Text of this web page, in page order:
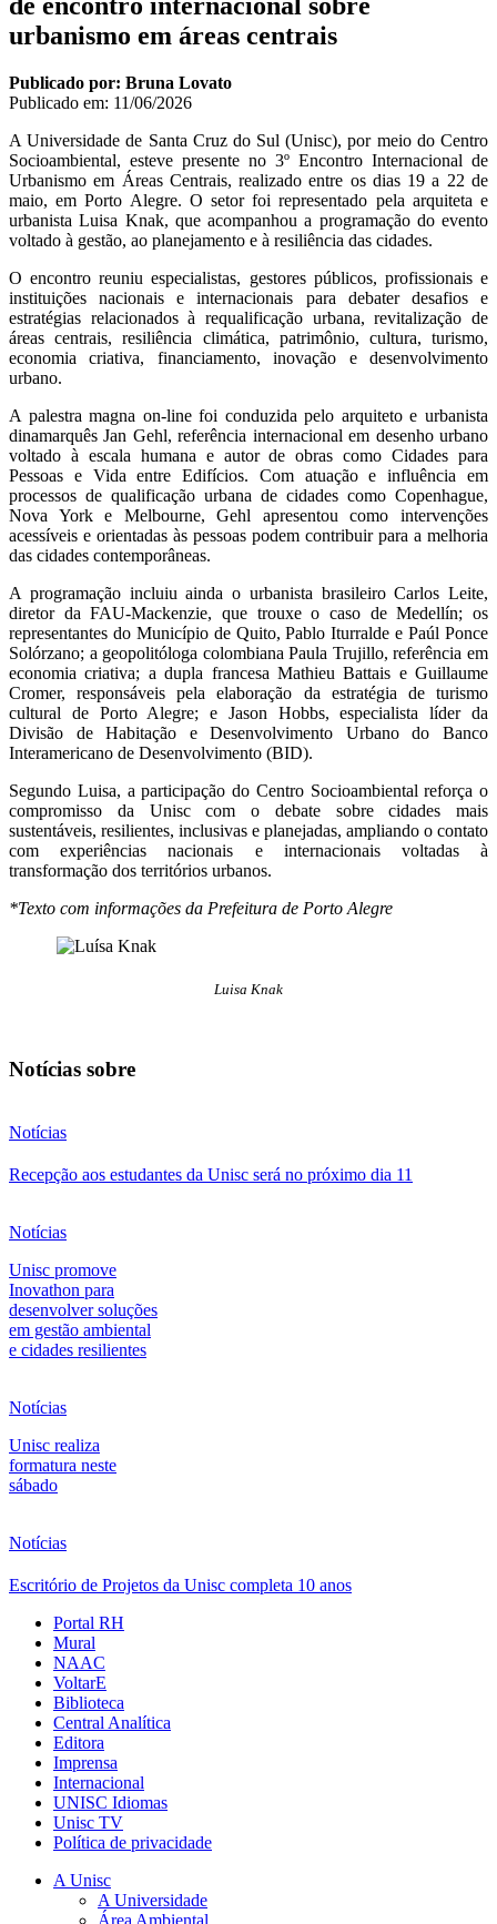
de encontro internacional sobre
urbanismo em áreas centrais
Publicado por: Bruna Lovato
Publicado em: 11/06/2026
A Universidade de Santa Cruz do Sul (Unisc), por meio do Centro
Socioambiental, esteve presente no 3º Encontro Internacional de
Urbanismo em Áreas Centrais, realizado entre os dias 19 a 22 de
maio, em Porto Alegre. O setor foi representado pela arquiteta e
urbanista Luisa Knak, que acompanhou a programação do evento
voltado à gestão, ao planejamento e à resiliência das cidades.
O encontro reuniu especialistas, gestores públicos, profissionais e
instituições nacionais e internacionais para debater desafios e
estratégias relacionados à requalificação urbana, revitalização de
áreas centrais, resiliência climática, patrimônio, cultura, turismo,
economia criativa, financiamento, inovação e desenvolvimento
urbano.
A palestra magna on-line foi conduzida pelo arquiteto e urbanista
dinamarquês Jan Gehl, referência internacional em desenho urbano
voltado à escala humana e autor de obras como Cidades para
Pessoas e Vida entre Edifícios. Com atuação e influência em
processos de qualificação urbana de cidades como Copenhague,
Nova York e Melbourne, Gehl apresentou como intervenções
acessíveis e orientadas às pessoas podem contribuir para a melhoria
das cidades contemporâneas.
A programação incluiu ainda o urbanista brasileiro Carlos Leite,
diretor da FAU-Mackenzie, que trouxe o caso de Medellín; os
representantes do Município de Quito, Pablo Iturralde e Paúl Ponce
Solórzano; a geopolitóloga colombiana Paula Trujillo, referência em
economia criativa; a dupla francesa Mathieu Battais e Guillaume
Cromer, responsáveis pela elaboração da estratégia de turismo
cultural de Porto Alegre; e Jason Hobbs, especialista líder da
Divisão de Habitação e Desenvolvimento Urbano do Banco
Interamericano de Desenvolvimento (BID).
Segundo Luisa, a participação do Centro Socioambiental reforça o
compromisso da Unisc com o debate sobre cidades mais
sustentáveis, resilientes, inclusivas e planejadas, ampliando o contato
com experiências nacionais e internacionais voltadas à
transformação dos territórios urbanos.
*Texto com informações da Prefeitura de Porto Alegre
Luisa Knak
Notícias sobre
Notícias
Recepção aos estudantes da Unisc será no próximo dia 11
Notícias
Unisc promove
Inovathon para
desenvolver soluções
em gestão ambiental
e cidades resilientes
Notícias
Unisc realiza
formatura neste
sábado
Notícias
Escritório de Projetos da Unisc completa 10 anos
Portal RH
Mural
NAAC
VoltarE
Biblioteca
Central Analítica
Editora
Imprensa
Internacional
UNISC Idiomas
Unisc TV
Política de privacidade
A Unisc
A Universidade
Área Ambiental